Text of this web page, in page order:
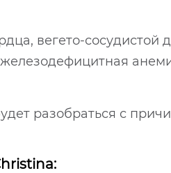
вегето-
разобраться с